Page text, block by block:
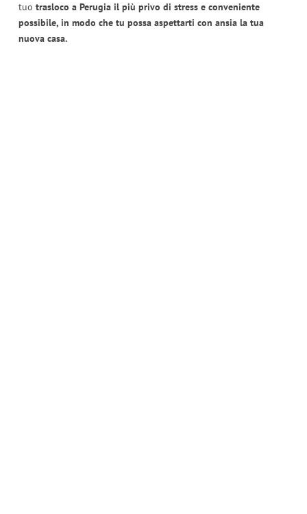
tuo trasloco a Perugia il più privo di stress e conveniente
possibile, in modo che tu possa aspettarti con ansia la tua
nuova casa.